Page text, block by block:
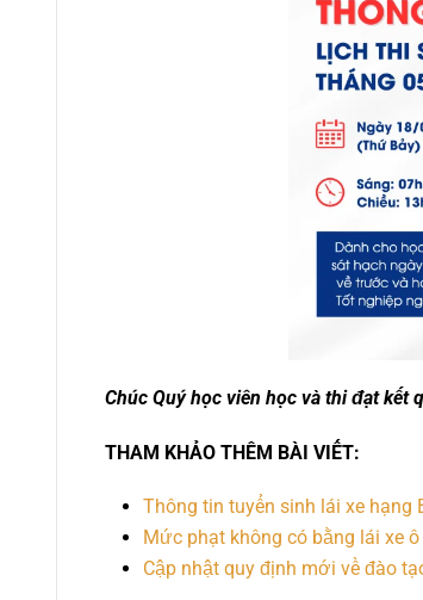
Chúc Quý học viên học và thi đạt kết
THAM KHẢO THÊM BÀI VIẾT:
Thông tin tuyển sinh lái xe hạng
Mức phạt không có bằng lái xe
Cập nhật quy định mới về đào